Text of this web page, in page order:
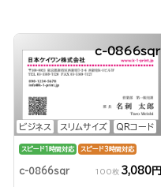
ビジネス スリムサイズ QRコード
c-0866sqr
スピード1時間対応 スピード3時間対応
c-0866sqr 100枚 3,080円